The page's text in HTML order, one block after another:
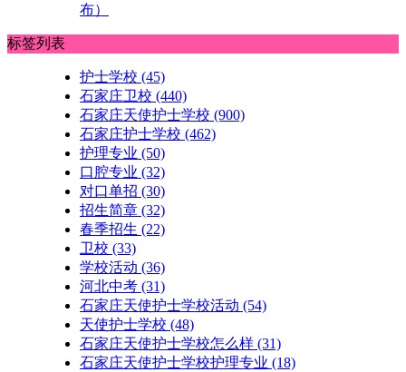
布）
标签列表
护士学校 (45)
石家庄卫校 (440)
石家庄天使护士学校 (900)
石家庄护士学校 (462)
护理专业 (50)
口腔专业 (32)
对口单招 (30)
招生简章 (32)
春季招生 (22)
卫校 (33)
学校活动 (36)
河北中考 (31)
石家庄天使护士学校活动 (54)
天使护士学校 (48)
石家庄天使护士学校怎么样 (31)
石家庄天使护士学校护理专业 (18)